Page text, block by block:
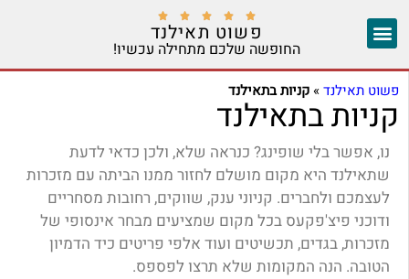





פשוט תאילנד
החופשה שלכם מתחילה עכשיו!
פשוט תאילנד» קניות בתאילנד
קניות בתאילנד
נו, אפשר בלי שופינג? כנראה שלא, ולכן כדאי לדעת
שתאילנד היא מקום מושלם לחזור ממנו הביתה עם מזכרות
לעצמכם ולחברים. קניוני ענק, שווקים, רחובות מסחריים
ודוכני פיצ'פקעס בכל מקום שמציעים מבחר אינסופי של
מזכרות, בגדים, תכשיטים ועוד אלפי פריטים כיד הדמיון
הטובה. הנה המקומות שלא תרצו לפספס.